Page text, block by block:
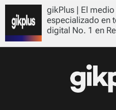
gikPlus | El
especializado en
digital No. 1 en